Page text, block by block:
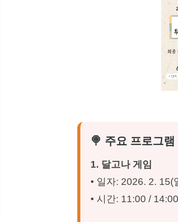
🍭 주요 프로그램
1. 달고나 게임
• 일자: 2026. 2. 15(
• 시간: 11:00 /